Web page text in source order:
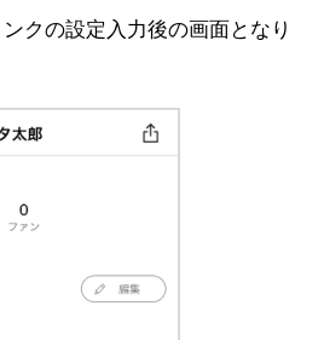
クの設定入力後の画面となり